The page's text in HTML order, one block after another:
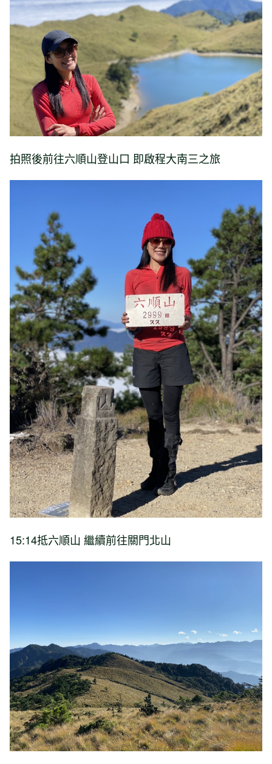
拍照後前往六順山登山口 即啟程大南三之旅
15:14抵六順山 繼續前往關門北山